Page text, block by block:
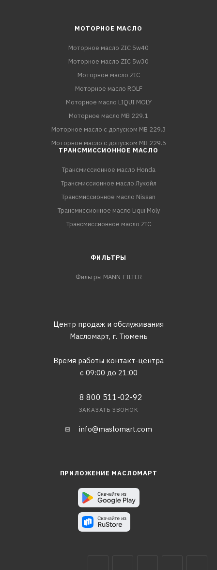
МОТОРНОЕ МАСЛО
Моторное масло ZIC 5w40
Моторное масло ZIC 5w30
Моторное масло ZIC
Моторное масло ROLF
Моторное масло LIQUI MOLY
Моторное масло MB 229.1
Моторное масло с допуском MB 229.3
Моторное масло с допуском MB 229.5
ТРАНСМИССИОННОЕ МАСЛО
Трансмиссионное масло Honda
Трансмиссионное масло Лукойл
Трансмиссионное масло Nissan
Трансмиссионное масло Liqui Moly
Трансмиссионное масло ZIC
ФИЛЬТРЫ
Фильтры MANN-FILTER
Центр продаж и обслуживания
Масломарт, г. Тюмень
Время работы контакт-центра
с 09:00 до 21:00
8 800 511-02-92
ЗАКАЗАТЬ ЗВОНОК
info@maslomart.com
ПРИЛОЖЕНИЕ МАСЛОМАРТ